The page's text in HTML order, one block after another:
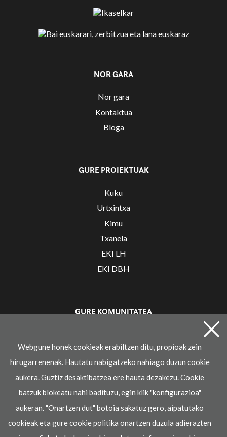
NOR GARA
Nor gara
Kontaktua
Bloga
GURE PROIEKTUAK
Kuku
Urtxintxa
Kimu
Txanela
EKI LH
EKI DBH
GURE KOMUNITATEA
© 2021 Ikaselkar
Webgune honek cookieak erabiltzen ditu, propioak zein
hirugarrenenak. Hautatu nabigatzeko nahiago duzun cookie
aukera. Guztiz desaktibatzea ere hauta dezakezu. Cookie
batzuk blokeatu nahi badituzu, egin klik "konfigurazioa"
aukeran. "Onartzen dut" botoia sakatuz gero, aipatutako
cookieak eta gure cookie politika onartzen duzula adierazten